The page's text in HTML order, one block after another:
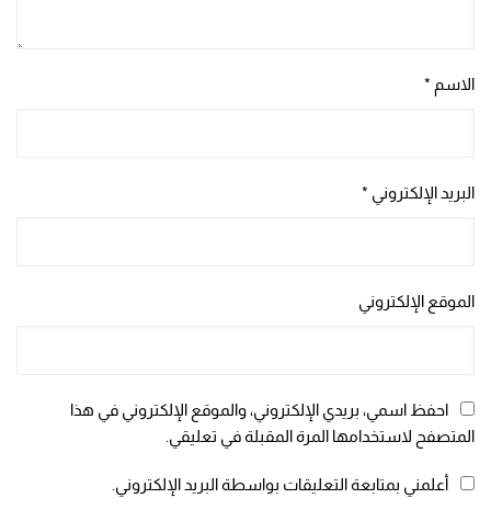
الاسم *
البريد الإلكتروني *
الموقع الإلكتروني
احفظ اسمي، بريدي الإلكتروني، والموقع الإلكتروني في هذا
المتصفح لاستخدامها المرة المقبلة في تعليقي.
أعلمني بمتابعة التعليقات بواسطة البريد الإلكتروني.